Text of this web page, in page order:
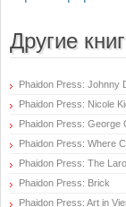
Другие
Phaidon Press: Johnny
Phaidon Press: Nicole
Phaidon Press: George
Phaidon Press: Where
Phaidon Press: The
Phaidon Press: Brick
Phaidon Press: Art in